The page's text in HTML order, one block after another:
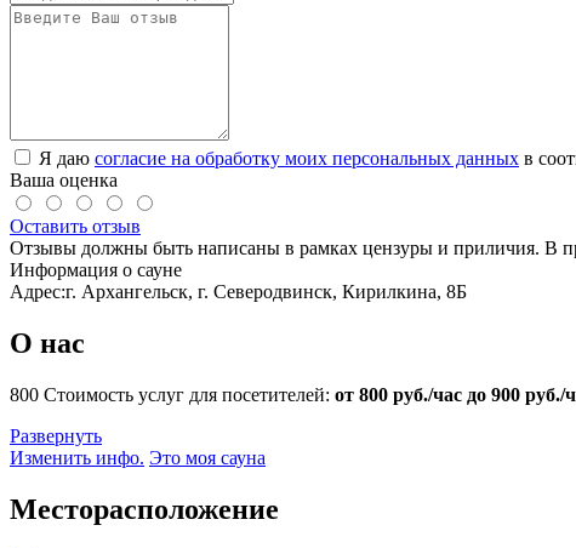
Я даю согласие на обработку моих персональных данных в
Ваша оценка
Оставить отзыв
Отзывы должны быть написаны в рамках цензуры и приличия. В
Информация о сауне
Адрес:г. Архангельск, г. Северодвинск, Кирилкина, 8Б
О нас
800 Стоимость услуг для посетителей: от 800 руб./час до 900 руб./
Развернуть
Изменить инфо. Это моя сауна
Месторасположение